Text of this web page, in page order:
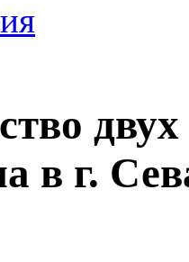
в г.